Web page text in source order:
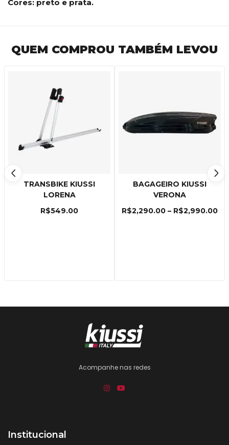
Cores: preto e prata.
QUEM COMPROU TAMBÉM LEVOU
TRANSBIKE KIUSSI
LORENA
R$549.00
BAGAGEIRO KIUSSI
VERONA
R$2,290.00 – R$2,990.00
Acompanhe nas redes
Institucional